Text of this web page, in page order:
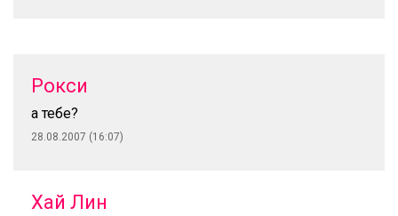
Рокси
а тебе?
28.08.2007 (16:07)
Хай Лин